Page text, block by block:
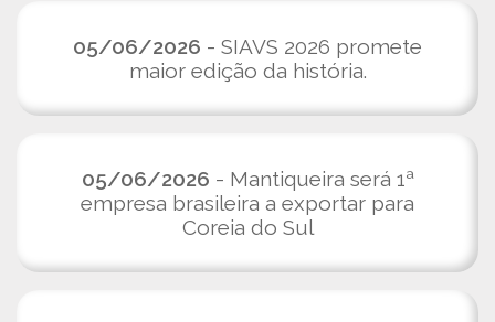
05/06/2026 - SIAVS 2026 promete
maior edição da história.
05/06/2026 - Mantiqueira será 1ª
empresa brasileira a exportar para
Coreia do Sul